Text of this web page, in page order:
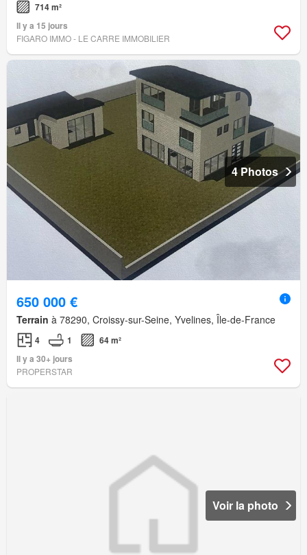
714 m²
Il y a 15 jours
FIGARO IMMO - LE CARRE IMMOBILIER
4 Photos
650 000 €
Terrain à 78290, Croissy-sur-Seine, Yvelines, Île-de-France
4 1
64 m²
Il y a 30+ jours
PROPERSTAR
Voir la photo